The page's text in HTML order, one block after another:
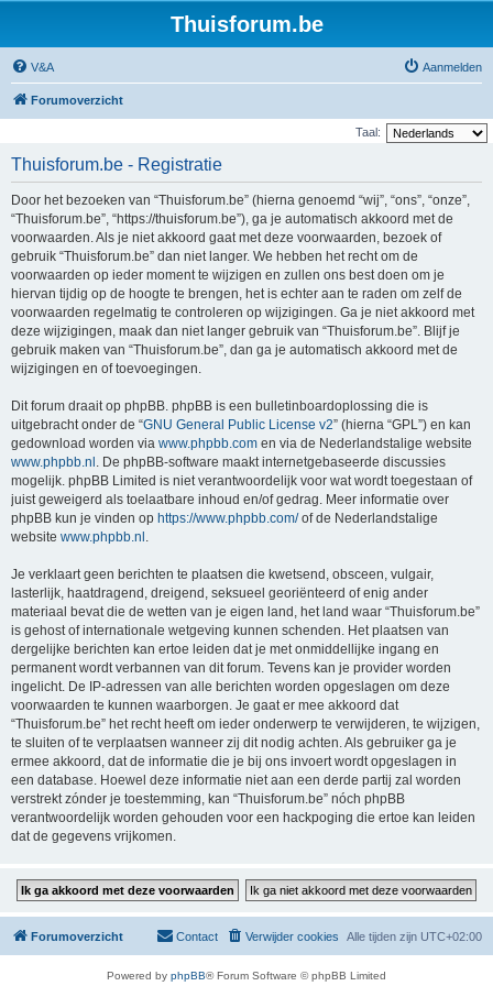
Thuisforum.be
V&A Aanmelden
Forumoverzicht
Taal:
Thuisforum.be - Registratie
Door het bezoeken van “Thuisforum.be” (hierna genoemd “wij”, “ons”, “onze”,
“Thuisforum.be”, “https://thuisforum.be”), ga je automatisch akkoord met de
voorwaarden. Als je niet akkoord gaat met deze voorwaarden, bezoek of
gebruik “Thuisforum.be” dan niet langer. We hebben het recht om de
voorwaarden op ieder moment te wijzigen en zullen ons best doen om je
hiervan tijdig op de hoogte te brengen, het is echter aan te raden om zelf de
voorwaarden regelmatig te controleren op wijzigingen. Ga je niet akkoord met
deze wijzigingen, maak dan niet langer gebruik van “Thuisforum.be”. Blijf je
gebruik maken van “Thuisforum.be”, dan ga je automatisch akkoord met de
wijzigingen en of toevoegingen.
Dit forum draait op phpBB. phpBB is een bulletinboardoplossing die is
uitgebracht onder de “GNU General Public License v2” (hierna “GPL”) en kan
gedownload worden via www.phpbb.com en via de Nederlandstalige website
www.phpbb.nl . De phpBB-software maakt internetgebaseerde discussies
mogelijk. phpBB Limited is niet verantwoordelijk voor wat wordt toegestaan of
juist geweigerd als toelaatbare inhoud en/of gedrag. Meer informatie over
phpBB kun je vinden op https://www.phpbb.com/of de Nederlandstalige
website www.phpbb.nl .
Je verklaart geen berichten te plaatsen die kwetsend, obsceen, vulgair,
lasterlijk, haatdragend, dreigend, seksueel georiënteerd of enig ander
materiaal bevat die de wetten van je eigen land, het land waar “Thuisforum.be”
is gehost of internationale wetgeving kunnen schenden. Het plaatsen van
dergelijke berichten kan ertoe leiden dat je met onmiddellijke ingang en
permanent wordt verbannen van dit forum. Tevens kan je provider worden
ingelicht. De IP-adressen van alle berichten worden opgeslagen om deze
voorwaarden te kunnen waarborgen. Je gaat er mee akkoord dat
“Thuisforum.be” het recht heeft om ieder onderwerp te verwijderen, te wijzigen,
te sluiten of te verplaatsen wanneer zij dit nodig achten. Als gebruiker ga je
ermee akkoord, dat de informatie die je bij ons invoert wordt opgeslagen in
een database. Hoewel deze informatie niet aan een derde partij zal worden
verstrekt zónder je toestemming, kan “Thuisforum.be” nóch phpBB
verantwoordelijk worden gehouden voor een hackpoging die ertoe kan leiden
dat de gegevens vrijkomen.
Forumoverzicht Alle tijden zijn UTC+02:00
Verwijder cookies
Contact
Powered by phpBB® Forum Software © phpBB Limited